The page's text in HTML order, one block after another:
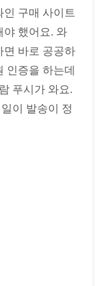
구매 사이트
야 했어요. 와
면 바로 공공하
인증을 하는데
푸시가 와요.
이 발송이 정